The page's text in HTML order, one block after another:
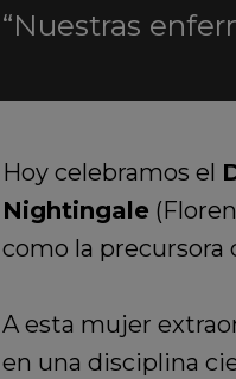
“Nuestras
Hoy celebramos el
Nightingale
como la precursora
A esta mujer
en una disciplina